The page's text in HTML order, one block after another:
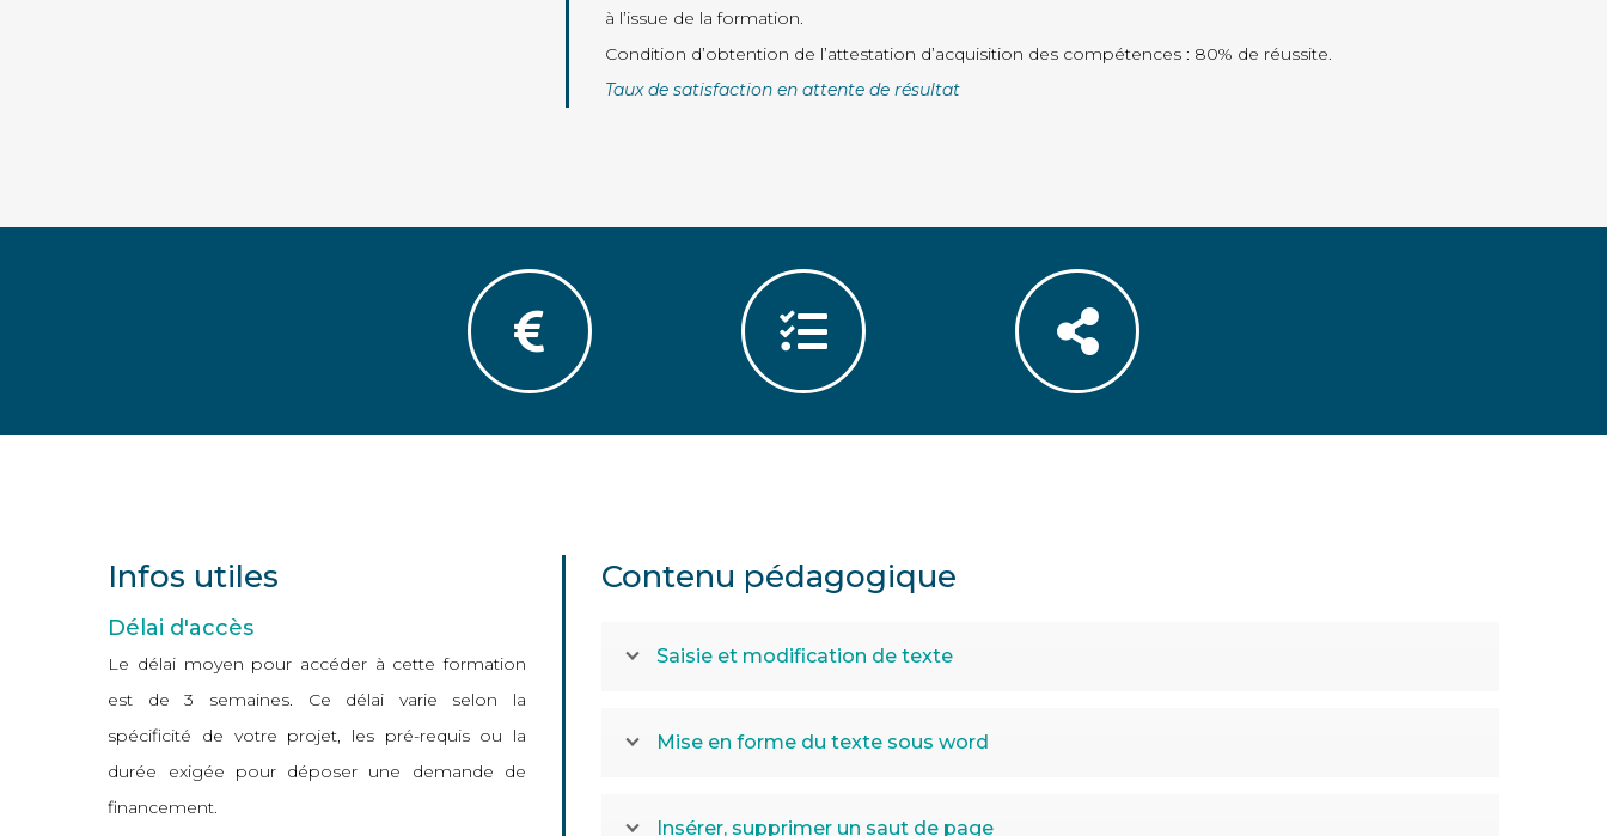
à l’issue de la formation.
Condition d’obtention de l’attestation d’acquisition des compétences : 80% de réussite.
Taux de satisfaction en attente de résultat
Infos utiles
Délai d'accès
Le délai moyen pour accéder à cette formation
est de 3 semaines. Ce délai varie selon la
spécificité de votre projet, les pré-requis ou la
durée exigée pour déposer une demande de
financement.
Contenu pédagogique
Saisie et modification de texte
Mise en forme du texte sous word
Insérer, supprimer un saut de page